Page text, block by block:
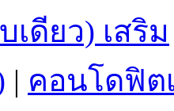
เดียว) เสริม
| คอนโดฟิต